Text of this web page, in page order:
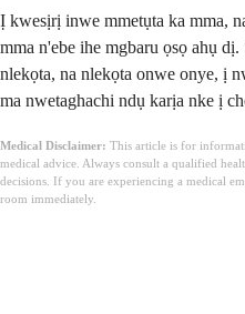
Ị kwesịrị inwe mmetụta ka mma,
mma n'ebe ihe mgbaru ọsọ ahụ
nlekọta, na nlekọta onwe onye, ​​ị
ma nwetaghachi ndụ karịa nke ị
Medical Disclaimer: This article is for
medical advice. Always consult a qualified
decisions. If you are experiencing a medical
room immediately.